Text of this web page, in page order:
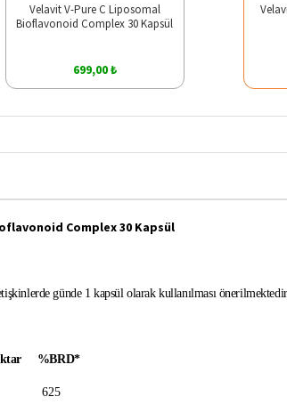
Velavit V-Pure C Liposomal
Bioflavonoid Complex 30 Kapsül
699,00 ₺
Complex 30 Kapsül
günde 1 kapsül olarak kullanılması önerilmektedir.
%BRD*
625